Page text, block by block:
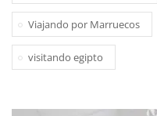
Viajando por Marruecos
visitando egipto